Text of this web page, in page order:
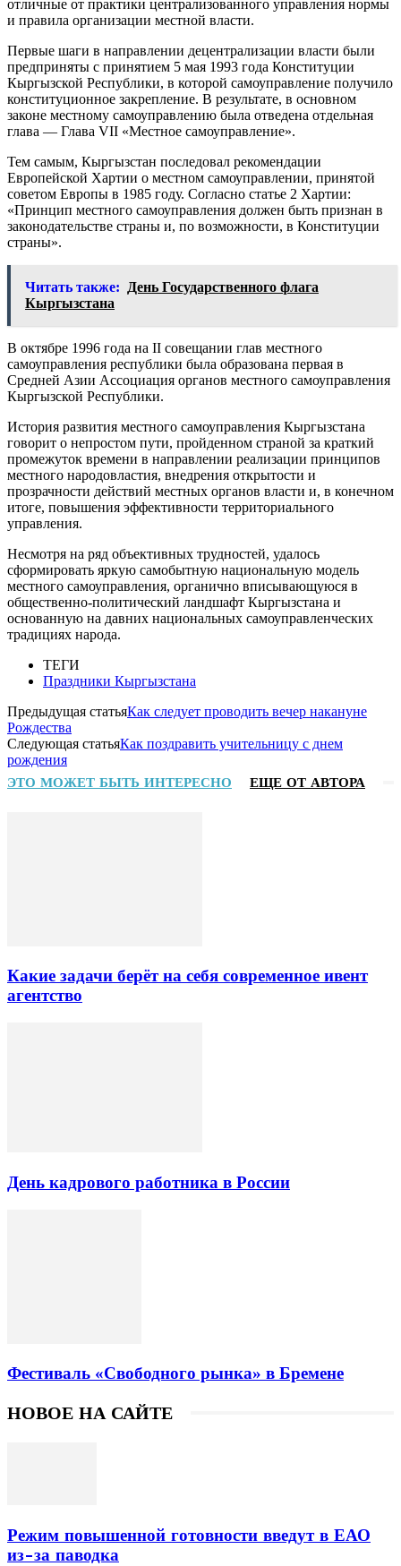
отличные от практики централизованного управления нормы
и правила организации местной власти.
Первые шаги в направлении децентрализации власти были
предприняты с принятием 5 мая 1993 года Конституции
Кыргызской Республики, в которой самоуправление получило
конституционное закрепление. В результате, в основном
законе местному самоуправлению была отведена отдельная
глава — Глава VII «Местное самоуправление».
Тем самым, Кыргызстан последовал рекомендации
Европейской Хартии о местном самоуправлении, принятой
советом Европы в 1985 году. Согласно статье 2 Хартии:
«Принцип местного самоуправления должен быть признан в
законодательстве страны и, по возможности, в Конституции
страны».
Читать также:
День Государственного флага
Кыргызстана
В октябре 1996 года на II совещании глав местного
самоуправления республики была образована первая в
Средней Азии Ассоциация органов местного самоуправления
Кыргызской Республики.
История развития местного самоуправления Кыргызстана
говорит о непростом пути, пройденном страной за краткий
промежуток времени в направлении реализации принципов
местного народовластия, внедрения открытости и
прозрачности действий местных органов власти и, в конечном
итоге, повышения эффективности территориального
управления.
Несмотря на ряд объективных трудностей, удалось
сформировать яркую самобытную национальную модель
местного самоуправления, органично вписывающуюся в
общественно-политический ландшафт Кыргызстана и
основанную на давних национальных самоуправленческих
традициях народа.
ТЕГИ
Праздники Кыргызстана
Предыдущая статьяКак следует проводить вечер накануне
Рождества
Следующая статьяКак поздравить учительницу с днем
рождения
ЭТО МОЖЕТ БЫТЬ ИНТЕРЕСНО ЕЩЕ ОТ АВТОРА
Какие задачи берёт на себя современное ивент
агентство
День кадрового работника в России
Фестиваль «Свободного рынка» в Бремене
НОВОЕ НА САЙТЕ
Режим повышенной готовности введут в ЕАО
из-за паводка